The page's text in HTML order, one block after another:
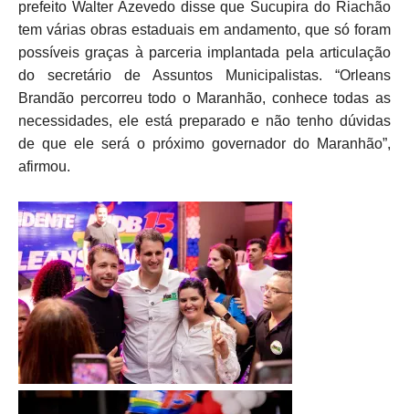
prefeito Walter Azevedo disse que Sucupira do Riachão
tem várias obras estaduais em andamento, que só foram
possíveis graças à parceria implantada pela articulação
do secretário de Assuntos Municipalistas. “Orleans
Brandão percorreu todo o Maranhão, conhece todas as
necessidades, ele está preparado e não tenho dúvidas
de que ele será o próximo governador do Maranhão”,
afirmou.